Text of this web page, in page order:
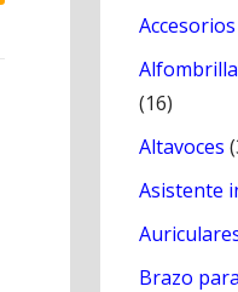
Accesorios
(16)
Altavoces
Asistente
Brazo